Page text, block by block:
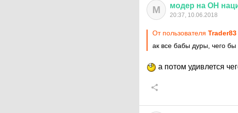
М модер на ОН
20:37, 10.06.2018
От пользователя Trader83
ак все бабы дуры, чего
а потом удивлется